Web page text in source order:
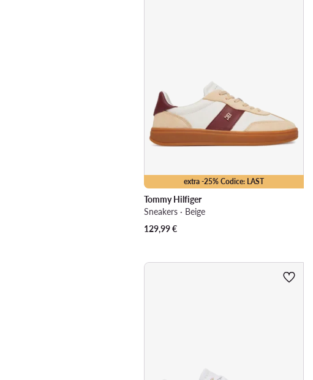
extra -25% Codice: LAST
Tommy Hilfiger
Sneakers · Beige
129,99€